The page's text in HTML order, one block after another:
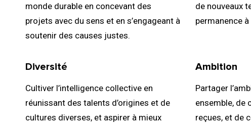
monde durable en concevant des
projets avec du sens et en s’engageant à
soutenir des causes justes.
de nouveaux
permanence
Diversité
Cultiver l’intelligence collective en
réunissant des talents d’origines et de
cultures diverses, et aspirer à mieux
Ambition
Partager
ensemble, de
reçues, et de